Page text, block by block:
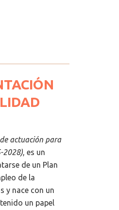
actuación para
2028), es un
de un Plan
de la
y nace con un
un papel